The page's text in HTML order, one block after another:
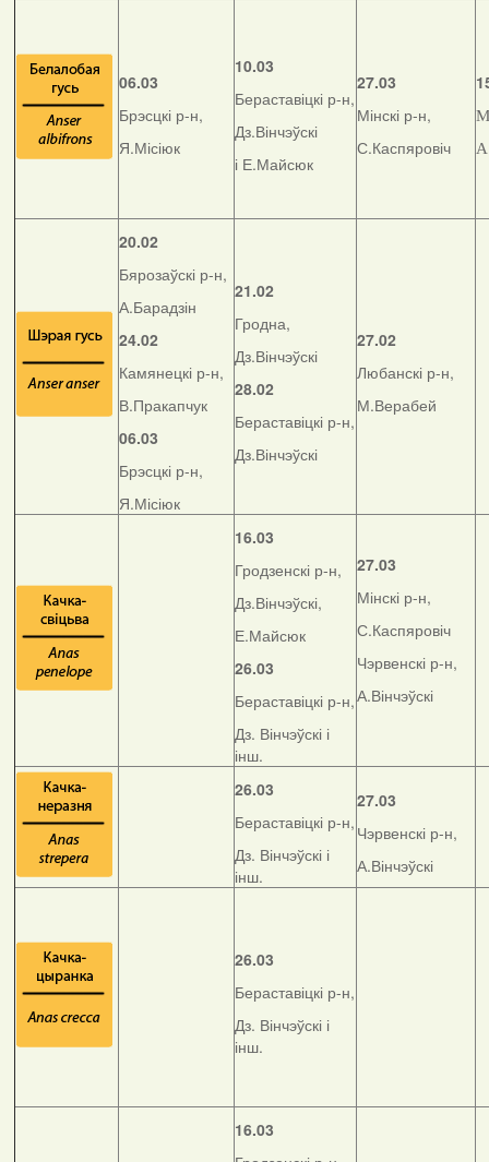
06.03
Брэсцкі р-н,
Я.Місіюк
10.03
Бераставіцкі р-н,
Дз.Вінчэўскі
і Е.Майсюк
27.03
Мінскі р-н,
С.Каспяровіч
20.02
Бярозаўскі р-н,
А.Барадзін
24.02
Камянецкі р-н,
В.Пракапчук
06.03
Брэсцкі р-н,
Я.Місіюк
21.02
Гродна,
Дз.Вінчэўскі
28.02
Бераставіцкі р-н,
Дз.Вінчэўскі
27.02
Любанскі р-н,
М.Верабей
16.03
Гродзенскі р-н,
Дз.Вінчэўскі,
Е.Майсюк
26.03
Бераставіцкі р-н,
Дз. Вінчэўскі і
інш.
27.03
Мінскі р-н,
С.Каспяровіч
Чэрвенскі р-н,
А.Вінчэўскі
26.03
Бераставіцкі р-н,
Дз. Вінчэўскі і
інш.
27.03
Чэрвенскі р-н,
А.Вінчэўскі
26.03
Бераставіцкі р-н,
Дз. Вінчэўскі і
інш.
16.03